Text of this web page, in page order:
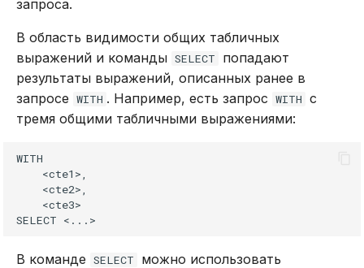
аПодключение к кластеру
в Oracle Weblogic
Безопасность кластера
Использование журнала
Рекомендации по
сайзингу
DELETE
DROP INDEX
DROP PLUGIN
DROP ROLE
DROP TABLE
DROP USER
Системные функции
запроса.
В область видимости общих табличных
выражений и команды SELECT
попадают
результаты выражений, описанных ранее в
запросе WITH . Например, есть запрос WITH с
тремя общими табличными выражениями:
WITH
    <cte1>,
    <cte2>,
    <cte3>
В команде SELECT
можно использовать